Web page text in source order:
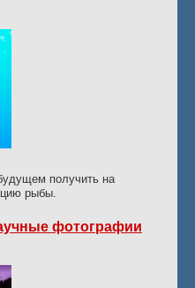
получить на
рыбы.
фотографии